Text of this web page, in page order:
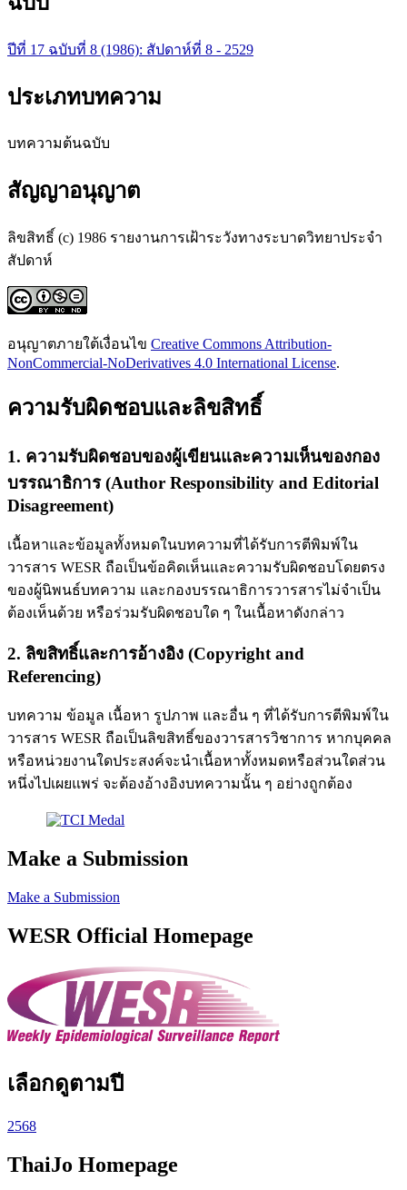
ปีที่ 17 ฉบับที่ 8 (1986): สัปดาห์ที่ 8 - 2529
ประเภทบทความ
บทความต้นฉบับ
สัญญาอนุญาต
ลิขสิทธิ์ (c) 1986 รายงานการเฝ้าระวังทางระบาดวิทยาประจำ
สัปดาห์
อนุญาตภายใต้เงื่อนไข Creative Commons Attribution-
NonCommercial-NoDerivatives 4.0 International License.
ความรับผิดชอบและลิขสิทธิ์
1. ความรับผิดชอบของผู้เขียนและความเห็นของกอง
บรรณาธิการ (Author Responsibility and Editorial
Disagreement)
เนื้อหาและข้อมูลทั้งหมดในบทความที่ได้รับการตีพิมพ์ใน
วารสาร WESR ถือเป็นข้อคิดเห็นและความรับผิดชอบโดยตรง
ของผู้นิพนธ์บทความ และกองบรรณาธิการวารสารไม่จำเป็น
ต้องเห็นด้วย หรือร่วมรับผิดชอบใด ๆ ในเนื้อหาดังกล่าว
2. ลิขสิทธิ์และการอ้างอิง (Copyright and
Referencing)
บทความ ข้อมูล เนื้อหา รูปภาพ และอื่น ๆ ที่ได้รับการตีพิมพ์ใน
วารสาร WESR ถือเป็นลิขสิทธิ์ของวารสารวิชาการ หากบุคคล
หรือหน่วยงานใดประสงค์จะนำเนื้อหาทั้งหมดหรือส่วนใดส่วน
หนึ่งไปเผยแพร่ จะต้องอ้างอิงบทความนั้น ๆ อย่างถูกต้อง
Make a Submission
Make a Submission
WESR Official Homepage
เลือกดูตามปี
2568
ThaiJo Homepage